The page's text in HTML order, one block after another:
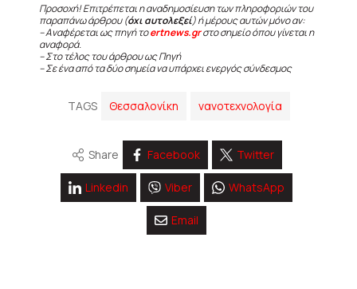
Προσοχή! Επιτρέπεται η αναδημοσίευση των πληροφοριών του
παραπάνω άρθρου (όχι αυτολεξεί) ή μέρους αυτών μόνο αν:
– Αναφέρεται ως πηγή τοertnews.grστο σημείο όπου γίνεται η
αναφορά.
– Στο τέλος του άρθρου ως Πηγή
– Σε ένα από τα δύο σημεία να υπάρχει ενεργός σύνδεσμος
TAGS Θεσσαλονίκη νανοτεχνολογία
Share Facebook Twitter
Linkedin Viber WhatsApp
Email